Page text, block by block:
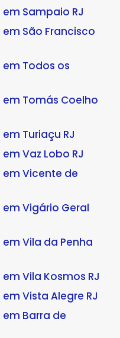
Sampaio RJ
São Francisco
Todos os
Tomás Coelho
Turiaçu RJ
Vaz Lobo RJ
Vicente de
Vigário Geral
Vila da Penha
Vila Kosmos RJ
Vista Alegre RJ
Barra de